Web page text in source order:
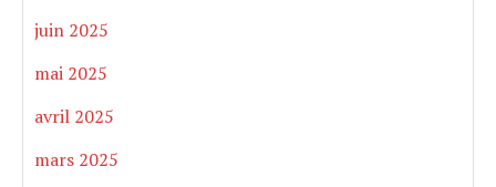
juin 2025
mai 2025
avril 2025
mars 2025